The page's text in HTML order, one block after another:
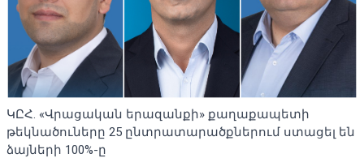
ԿԸՀ. «Վրացական երազանքի» քաղաքապետի
թեկնածուները 25 ընտրատարածքներում ստացել են
ձայների 100%-ը